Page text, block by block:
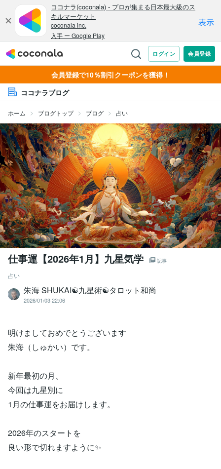
会員登録で10％割引クーポンを獲得！
ココナラブログ
ホーム ブログトップ ブログ 占い
仕事運【2026年1月】九星気学 記事
占い
朱海 SHUKAI☯九星術☯タロット和尚
2026/01/03 22:06
明けましておめでとうございます
朱海（しゅかい）です。
新年最初の月、
今回は九星別に
1月の仕事運をお届けします。
2026年のスタートを
良い形で切れますように✨